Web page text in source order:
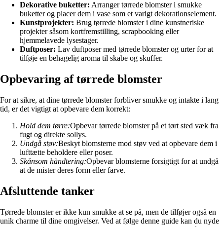
Dekorative buketter: Arranger tørrede blomster i smukke
buketter og placer dem i vase som et varigt dekorationselement.
Kunstprojekter: Brug tørrede blomster i dine kunstneriske
projekter såsom kortfremstilling, scrapbooking eller
hjemmelavede lysestager.
Duftposer: Lav duftposer med tørrede blomster og urter for at
tilføje en behagelig aroma til skabe og skuffer.
Opbevaring af tørrede blomster
For at sikre, at dine tørrede blomster forbliver smukke og intakte i lang
tid, er det vigtigt at opbevare dem korrekt:
Hold dem tørre:Opbevar tørrede blomster på et tørt sted væk fra
fugt og direkte sollys.
Undgå støv:Beskyt blomsterne mod støv ved at opbevare dem i
lufttætte beholdere eller poser.
Skånsom håndtering:Opbevar blomsterne forsigtigt for at undgå
at de mister deres form eller farve.
Afsluttende tanker
Tørrede blomster er ikke kun smukke at se på, men de tilføjer også en
unik charme til dine omgivelser. Ved at følge denne guide kan du nyde